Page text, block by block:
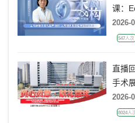
课：
流的
2026-
547人次
直播
手术
2026-
8024人